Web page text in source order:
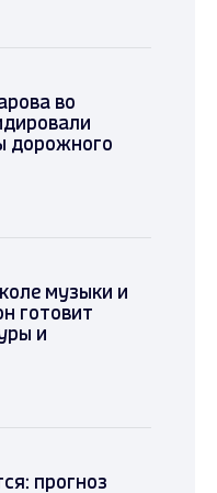
во
дорожного
музыки и
готовит
и
прогноз